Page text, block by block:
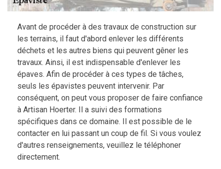
Avant de procéder à des travaux de construction sur
les terrains, il faut d'abord enlever les différents
déchets et les autres biens qui peuvent gêner les
travaux. Ainsi, il est indispensable d'enlever les
épaves. Afin de procéder à ces types de tâches,
seuls les épavistes peuvent intervenir. Par
conséquent, on peut vous proposer de faire confiance
à Artisan Hoerter. Il a suivi des formations
spécifiques dans ce domaine. Il est possible de le
contacter en lui passant un coup de fil. Si vous voulez
d'autres renseignements, veuillez le téléphoner
directement.